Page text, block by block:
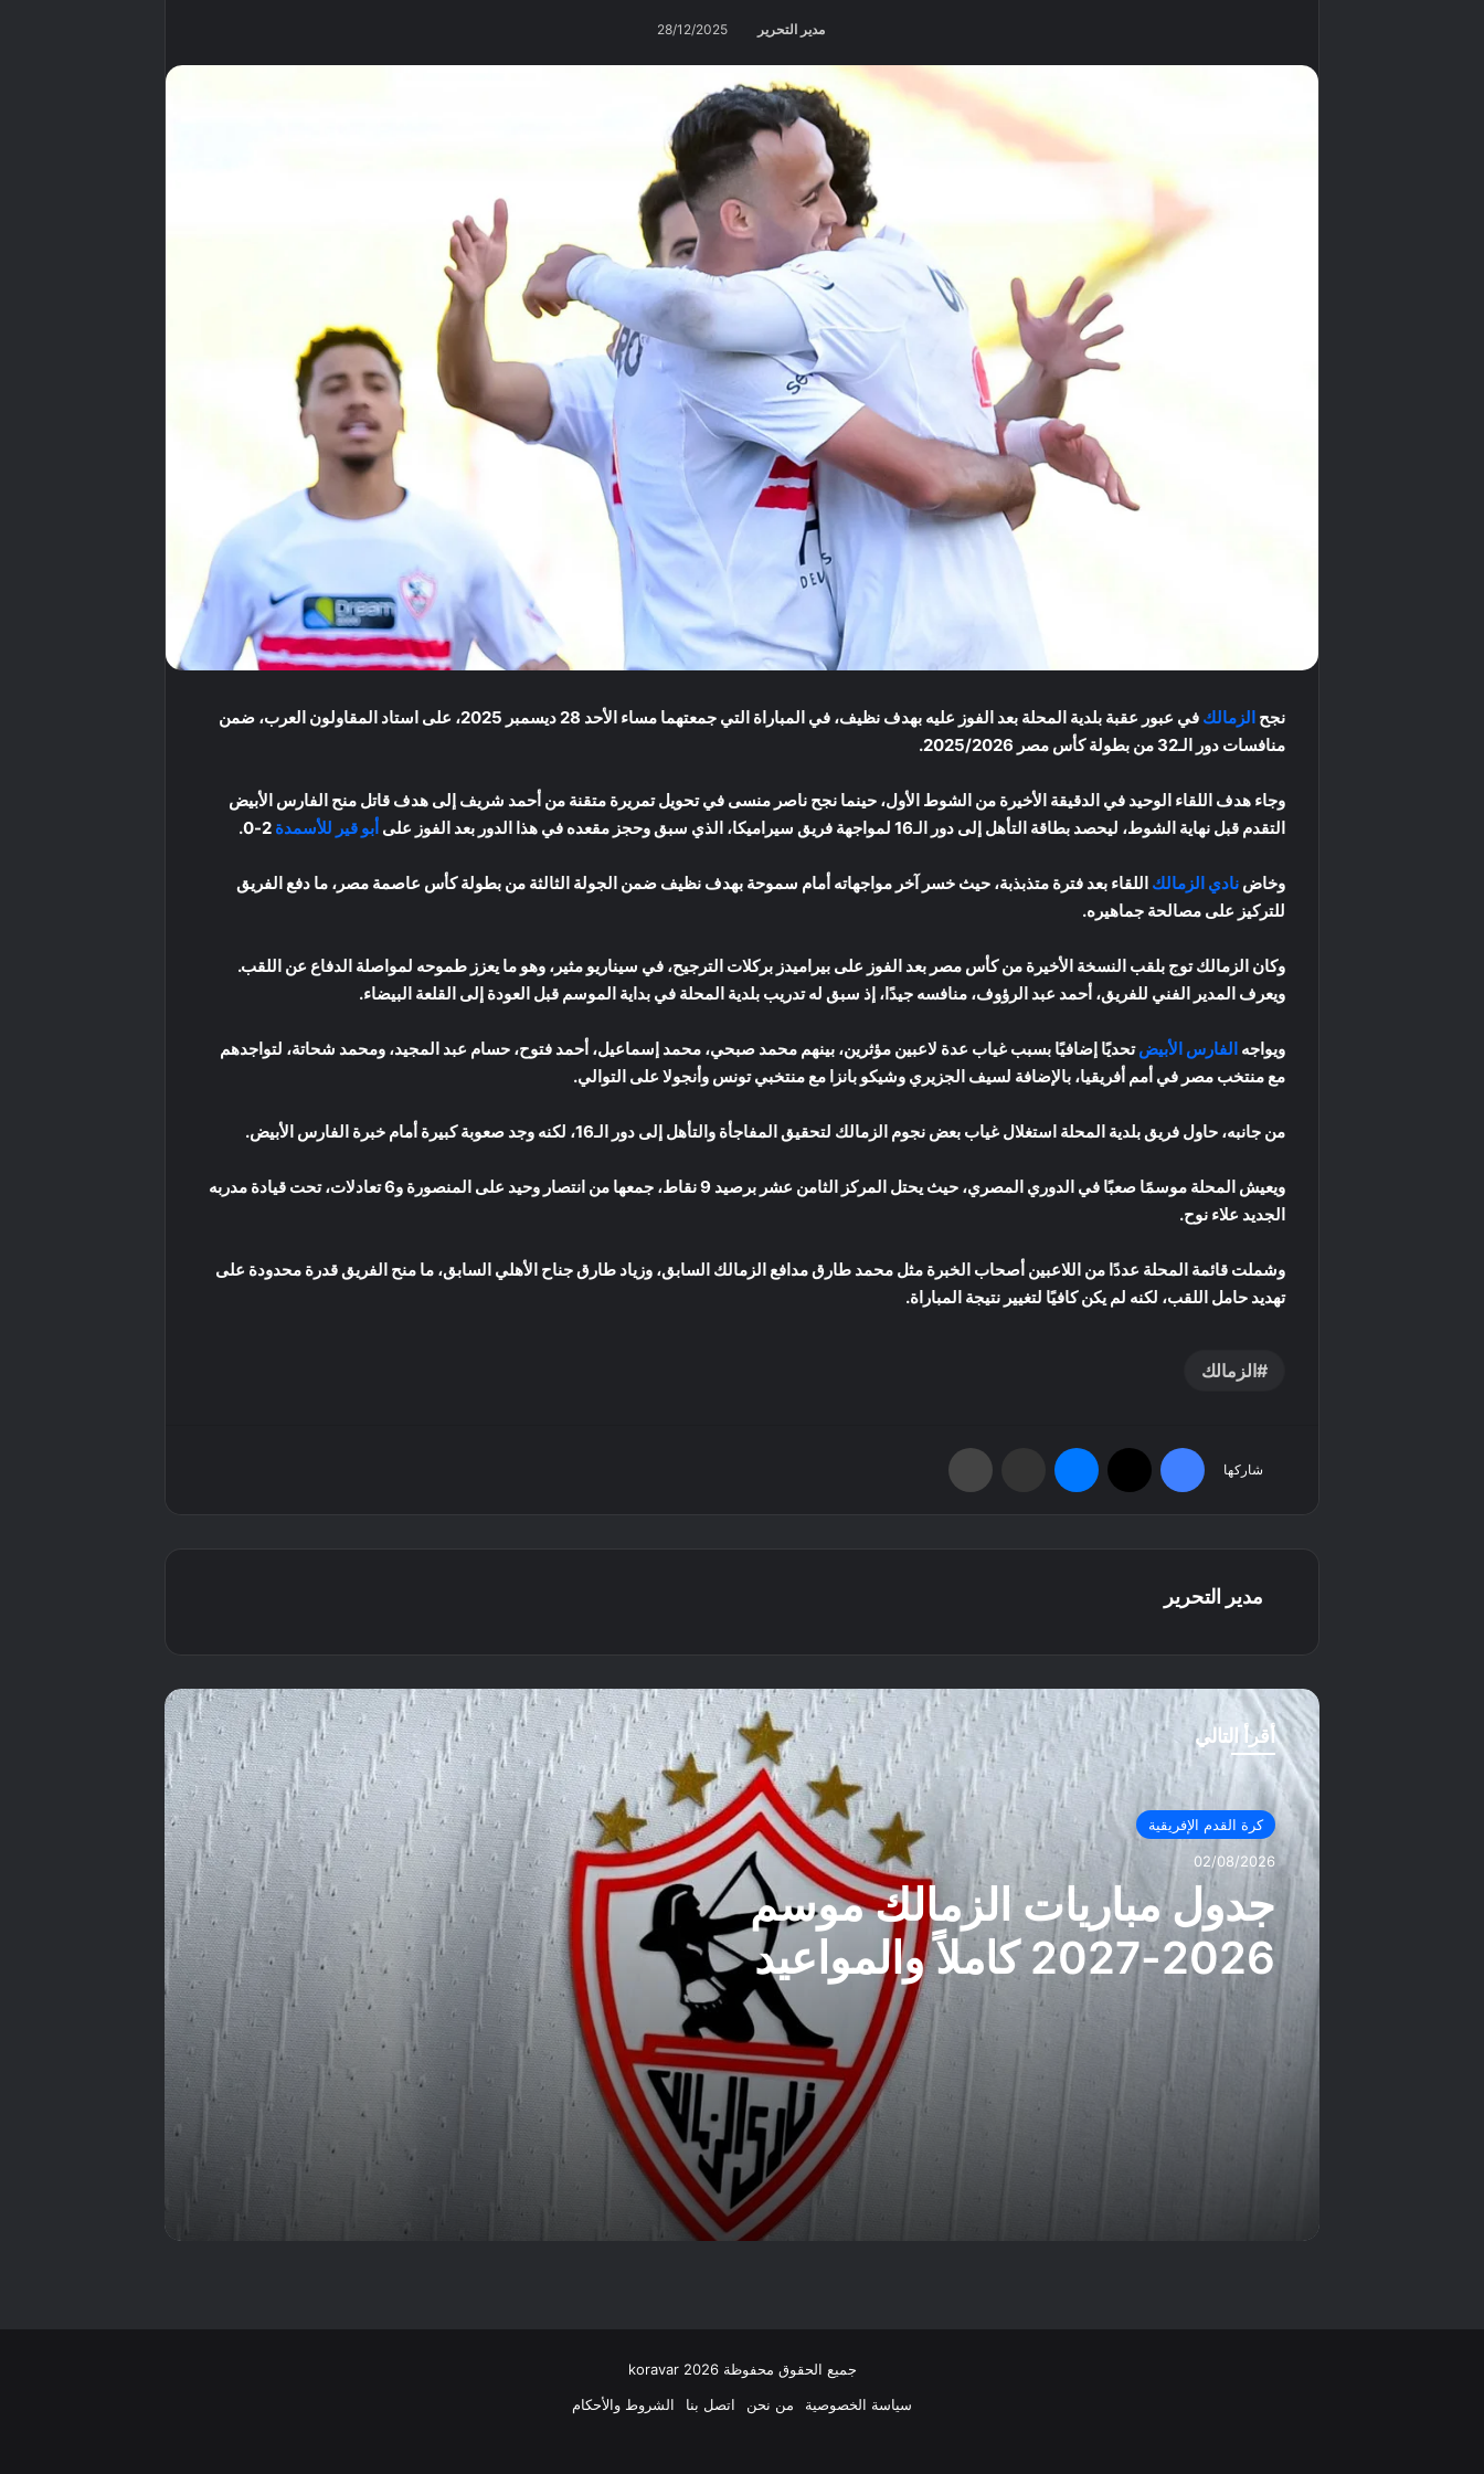
مدير التحرير 28/12/2025
نجحالزمالك
في عبور عقبة بلدية المحلة بعد الفوز عليه بهدف نظيف، في المباراة التي جمعتهما مساء الأحد 28 ديسمبر 2025، على استاد المقاولون العرب، ضمن
منافسات دور الـ32 من بطولة كأس مصر 2025/2026.
وجاء هدف اللقاء الوحيد في الدقيقة الأخيرة من الشوط الأول، حينما نجح ناصر منسى في تحويل تمريرة متقنة من أحمد شريف إلى هدف قاتل منح الفارس الأبيض
التقدم قبل نهاية الشوط، ليحصد بطاقة التأهل إلى دور الـ16 لمواجهة فريق سيراميكا، الذي سبق وحجز مقعده في هذا الدور بعد الفوز على
أبو قير للأسمدة 2-0.
وخاضنادي الزمالك اللقاء بعد فترة متذبذبة، حيث خسر آخر مواجهاته أمام سموحة بهدف نظيف ضمن الجولة الثالثة من بطولة كأس عاصمة مصر، ما دفع الفريق
للتركيز على مصالحة جماهيره.
وكان الزمالك توج بلقب النسخة الأخيرة من كأس مصر بعد الفوز على بيراميدز بركلات الترجيح، في سيناريو مثير، وهو ما يعزز طموحه لمواصلة الدفاع عن اللقب.
ويعرف المدير الفني للفريق، أحمد عبد الرؤوف، منافسه جيدًا، إذ سبق له تدريب بلدية المحلة في بداية الموسم قبل العودة إلى القلعة البيضاء.
ويواجهالفارس الأبيضتحديًا إضافيًا بسبب غياب عدة لاعبين مؤثرين، بينهم محمد صبحي، محمد إسماعيل، أحمد فتوح، حسام عبد المجيد، ومحمد شحاتة، لتواجدهم
مع منتخب مصر في أمم أفريقيا، بالإضافة لسيف الجزيري وشيكو بانزا مع منتخبي تونس وأنجولا على التوالي.
من جانبه، حاول فريق بلدية المحلة استغلال غياب بعض نجوم الزمالك لتحقيق المفاجأة والتأهل إلى دور الـ16، لكنه وجد صعوبة كبيرة أمام خبرة الفارس الأبيض.
ويعيش المحلة موسمًا صعبًا في الدوري المصري، حيث يحتل المركز الثامن عشر برصيد 9 نقاط، جمعها من انتصار وحيد على المنصورة و6 تعادلات، تحت قيادة مدربه
الجديد علاء نوح.
وشملت قائمة المحلة عددًا من اللاعبين أصحاب الخبرة مثل محمد طارق مدافع الزمالك السابق، وزياد طارق جناح الأهلي السابق، ما منح الفريق قدرة محدودة على
تهديد حامل اللقب، لكنه لم يكن كافيًا لتغيير نتيجة المباراة.
الزمالك
شاركها
مدير التحرير
أقرأ التالي
كرة القدم الإفريقية
02/08/2026
جدول مباريات الزمالك موسم
2026-2027 كاملاً والمواعيد
جدول مباريات الزمالك
موسم 2026-2027
كاملاً والمواعيد
الزمالك على موعد مع
حسم لقب الدوري
المصري في مواجهة
سيراميكا
عدد بطولات الزمالك منذ
تأسيسه 1911
جميع الحقوق محفوظة koravar 2026
سياسة الخصوصية
من نحن اتصل بنا
الشروط والأحكام